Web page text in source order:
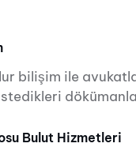
bilişim ile
Bulut Hizmetleri